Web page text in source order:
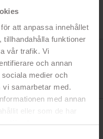
att anpassa innehållet
tillhandahålla funktioner
vår trafik. Vi
och annan
medier och
vi samarbetar med.
med annan
eller som de har
tjänster.